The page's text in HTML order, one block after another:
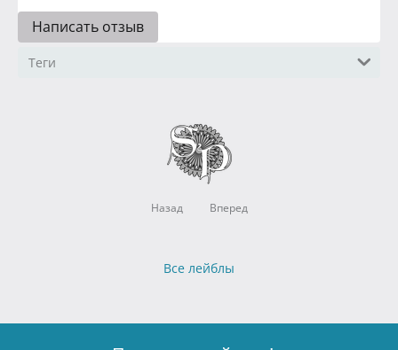
Написать отзыв
Теги
Назад Вперед
Все лейблы